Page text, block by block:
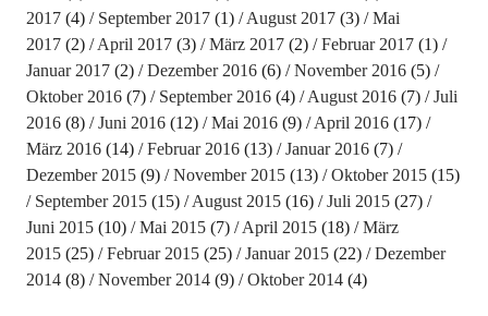
2017(4) September 2017(1) August 2017(3)
Mai
2017(2) April 2017(3) März 2017(2) Februar 2017(1)
Januar 2017(2) Dezember 2016(6) November 2016(5)
Oktober 2016(7) September 2016(4) August 2016(7)
Juli
2016(8) Juni 2016(12) Mai 2016(9) April 2016(17)
März 2016(14) Februar 2016(13) Januar 2016(7)
Dezember 2015(9) November 2015(13) Oktober 2015(15)
September 2015(15) August 2015(16) Juli 2015(27)
Juni 2015(10) Mai 2015(7) April 2015(18)
März
2015(25) Februar 2015(25) Januar 2015(22)
Dezember
2014(8) November 2014(9) Oktober 2014(4)